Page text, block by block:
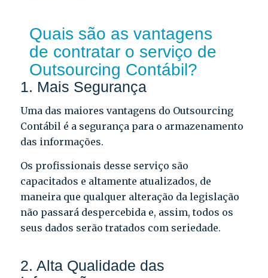
Quais são as vantagens
de contratar o serviço de
Outsourcing Contábil?
1. Mais Segurança
Uma das maiores vantagens do Outsourcing
Contábil é a segurança para o armazenamento
das informações.
Os profissionais desse serviço são
capacitados e altamente atualizados, de
maneira que qualquer alteração da legislação
não passará despercebida e, assim, todos os
seus dados serão tratados com seriedade.
2. Alta Qualidade das